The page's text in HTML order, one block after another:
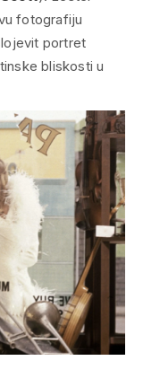
fotografiju
portret
bliskosti u